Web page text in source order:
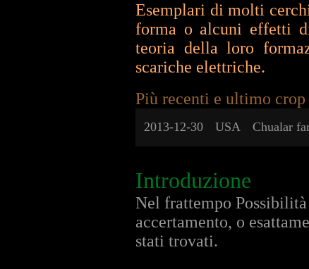
Esemplari di molti
forma o alcuni effetti di
teoria della loro
scariche elettriche.
Più recenti e ultimo
2013-12-30 USA Chualar
Introduzione
Nel frattempo
accertamento, o
stati trovati.